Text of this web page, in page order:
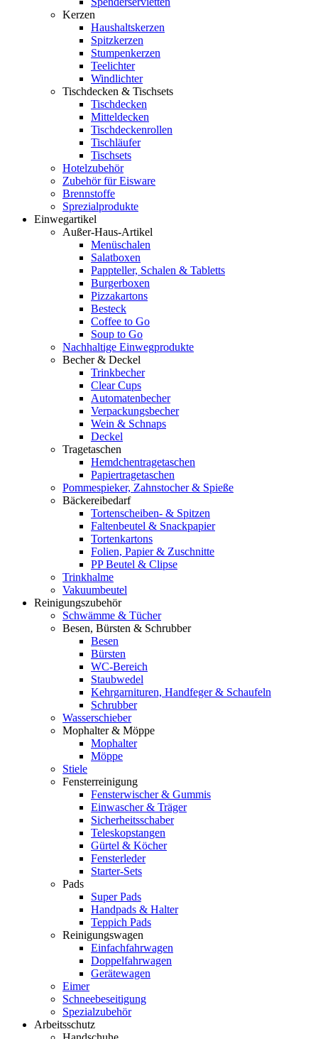
Kerzen
Haushaltskerzen
Spitzkerzen
Stumpenkerzen
Teelichter
Windlichter
Tischdecken & Tischsets
Tischdecken
Mitteldecken
Tischdeckenrollen
Tischläufer
Tischsets
Hotelzubehör
Zubehör für Eisware
Brennstoffe
Sprezialprodukte
Einwegartikel
Außer-Haus-Artikel
Menüschalen
Salatboxen
Pappteller, Schalen & Tabletts
Burgerboxen
Pizzakartons
Besteck
Coffee to Go
Soup to Go
Nachhaltige Einwegprodukte
Becher & Deckel
Trinkbecher
Clear Cups
Automatenbecher
Verpackungsbecher
Wein & Schnaps
Deckel
Tragetaschen
Hemdchentragetaschen
Papiertragetaschen
Pommespieker, Zahnstocher & Spieße
Bäckereibedarf
Tortenscheiben- & Spitzen
Faltenbeutel & Snackpapier
Tortenkartons
Folien, Papier & Zuschnitte
PP Beutel & Clipse
Trinkhalme
Vakuumbeutel
Reinigungszubehör
Schwämme & Tücher
Besen, Bürsten & Schrubber
Besen
Bürsten
WC-Bereich
Staubwedel
Kehrgarnituren, Handfeger & Schaufeln
Schrubber
Wasserschieber
Mophalter & Möppe
Mophalter
Möppe
Stiele
Fensterreinigung
Fensterwischer & Gummis
Einwascher & Träger
Sicherheitsschaber
Teleskopstangen
Gürtel & Köcher
Fensterleder
Starter-Sets
Pads
Super Pads
Handpads & Halter
Teppich Pads
Reinigungswagen
Einfachfahrwagen
Doppelfahrwagen
Gerätewagen
Eimer
Schneebeseitigung
Spezialzubehör
Arbeitsschutz